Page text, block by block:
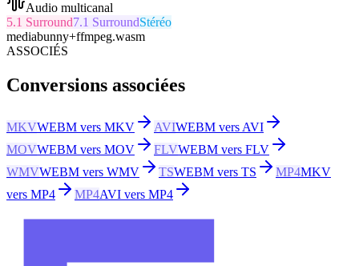
Audio multicanal
5.1 Surround7.1 SurroundStéréo
mediabunny+ffmpeg.wasm
ASSOCIÉS
Conversions associées
MKVWEBM vers MKV AVIWEBM vers AVI
MOVWEBM vers MOV FLVWEBM vers FLV
WMVWEBM vers WMV TSWEBM vers TS MP4MKV
vers MP4
MP4AVI vers MP4